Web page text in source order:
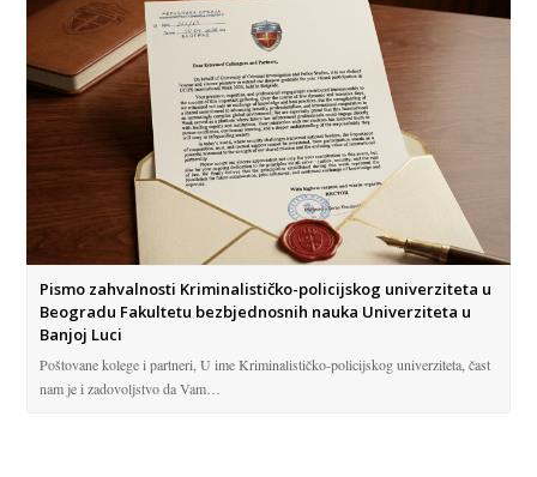
Pismo zahvalnosti Kriminalističko-policijskog univerziteta u
Beogradu Fakultetu bezbjednosnih nauka Univerziteta u
Banjoj Luci
Poštovane kolege i partneri, U ime Kriminalističko-policijskog univerziteta, čast
nam je i zadovoljstvo da Vam…